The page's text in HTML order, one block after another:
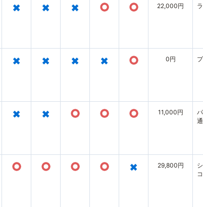
× × × ○ ○ 22,000円
× × × × ○ 0円
× × ○ ○ ○ 11,000円
○ ○ ○ ○ × 29,800円